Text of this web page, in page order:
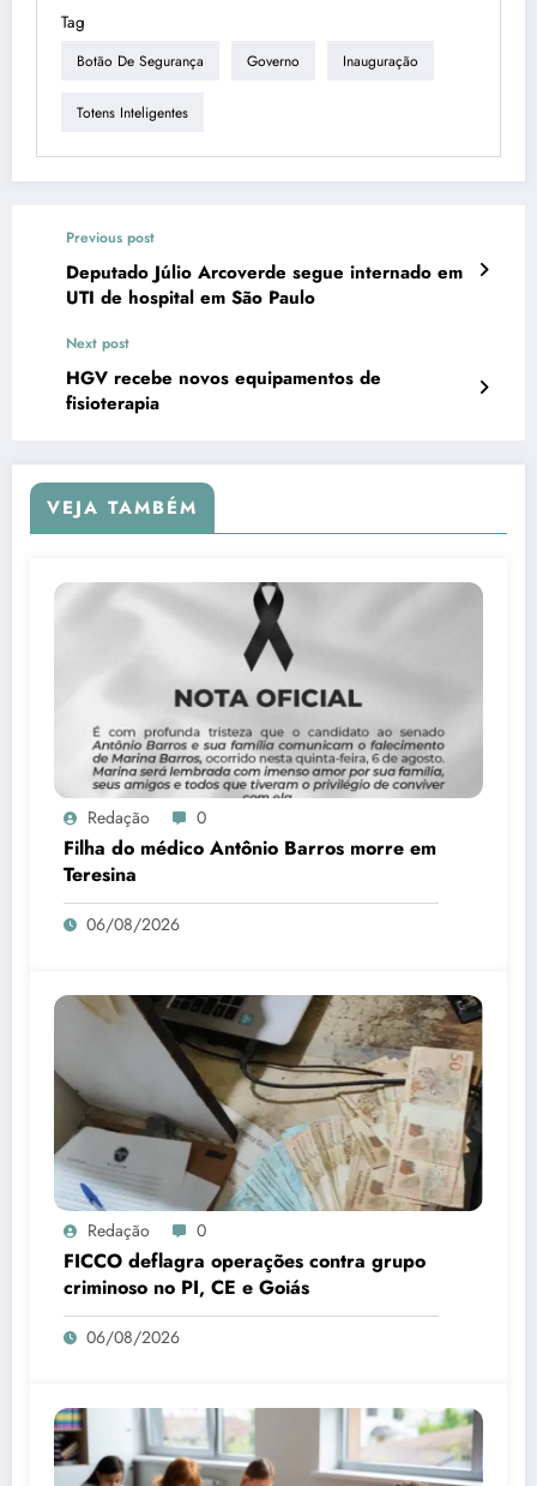
Tag
Botão De Segurança Governo Inauguração
Totens Inteligentes
Previous post
Deputado Júlio Arcoverde segue internado em
UTI de hospital em São Paulo
Next post
HGV recebe novos equipamentos de
fisioterapia
VEJA TAMBÉM
Redação 0
Filha do médico Antônio Barros morre em
Teresina
06/08/2026
Redação 0
FICCO deflagra operações contra grupo
criminoso no PI, CE e Goiás
06/08/2026